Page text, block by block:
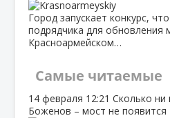
Город запускает конкурс,
подрядчика для обновления
Красноармейском…
Самые читаемые
14 февраля 12:21 Сколько ни
Боженов – мост не появится